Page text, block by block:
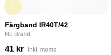
Färgband IR40T/42
No Brand
41 kr inkl. moms